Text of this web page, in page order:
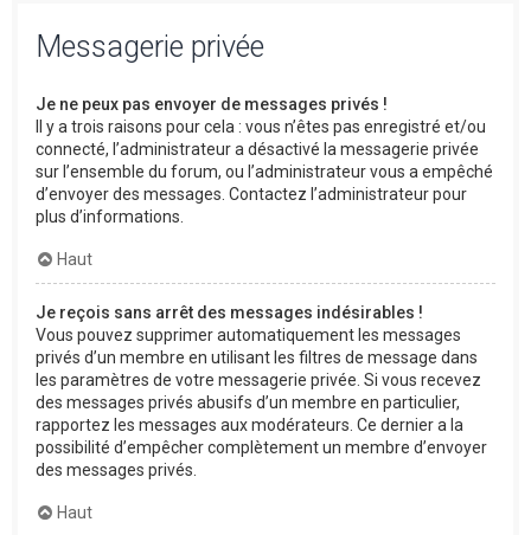
Messagerie privée
Je ne peux pas envoyer de messages privés !
Il y a trois raisons pour cela : vous n’êtes pas enregistré et/ou
connecté, l’administrateur a désactivé la messagerie privée
sur l’ensemble du forum, ou l’administrateur vous a empêché
d’envoyer des messages. Contactez l’administrateur pour
plus d’informations.
Haut
Je reçois sans arrêt des messages indésirables !
Vous pouvez supprimer automatiquement les messages
privés d’un membre en utilisant les filtres de message dans
les paramètres de votre messagerie privée. Si vous recevez
des messages privés abusifs d’un membre en particulier,
rapportez les messages aux modérateurs. Ce dernier a la
possibilité d’empêcher complètement un membre d’envoyer
des messages privés.
Haut